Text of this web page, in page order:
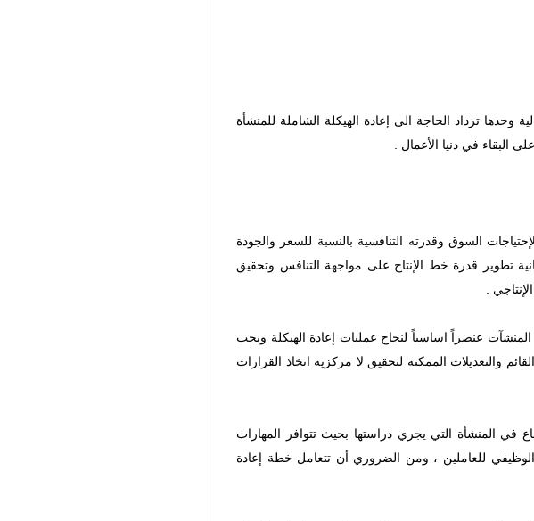
وحدها تزداد الحاجة الى إعادة الهيكلة الشاملة للمنشأة
البقاء في دنيا الأعمال .
السوق وقدرته التنافسية بالنسبة للسعر والجودة
تطوير قدرة خط الإنتاج على مواجهة التنافس وتحقيق
.
المنشآت عنصراً اساسياً لنجاح عمليات إعادة الهيكلة ويجب
والتعديلات الممكنة لتحقيق لا مركزية اتخاذ القرارات
في المنشأة التي يجري دراستها بحيث تتوافر المهارات
الوظيفي للعاملين ، ومن الضروري أن تتعامل خطة إعادة